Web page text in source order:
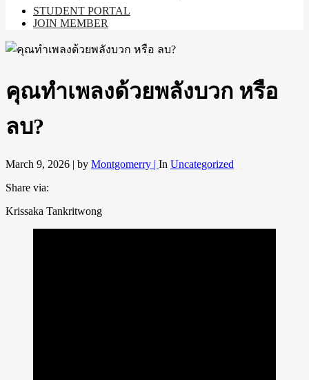
STUDENT PORTAL
JOIN MEMBER
คุณทำเพลงด้วยพลังบวก หรือ
ลบ?
March 9, 2026 | by Montgomerry | In Uncategorized
Share via:
Krissaka Tankritwong